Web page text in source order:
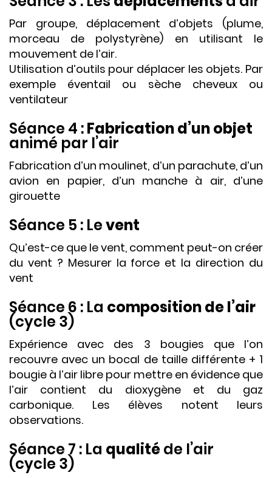
Par groupe, déplacement d’objets (plume,
morceau de polystyrène) en utilisant le
mouvement de l’air.
Utilisation d’outils pour déplacer les objets. Par
exemple éventail ou sèche cheveux ou
ventilateur
Séance 4 :Fabrication d’un objet
animé par l’air
Fabrication d’un moulinet, d’un parachute, d’un
avion en papier, d’un manche à air, d’une
girouette
Séance 5 : Levent
Qu’est-ce que le vent, comment peut-on créer
du vent ? Mesurer la force et la direction du
vent
Séance 6 : La compositionde l’air
(cycle 3)
Expérience avec des 3 bougies que l’on
recouvre avec un bocal de taille différente + 1
bougie à l’air libre pour mettre en évidence que
l’air contient du dioxygène et du gaz
carbonique. Les élèves notent leurs
observations.
Séance 7 : La qualitéde l’air
(cycle 3)